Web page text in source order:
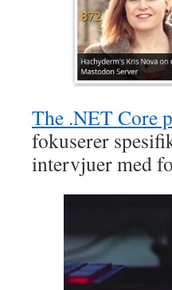
The .NET Core
fokuserer
intervjuer med